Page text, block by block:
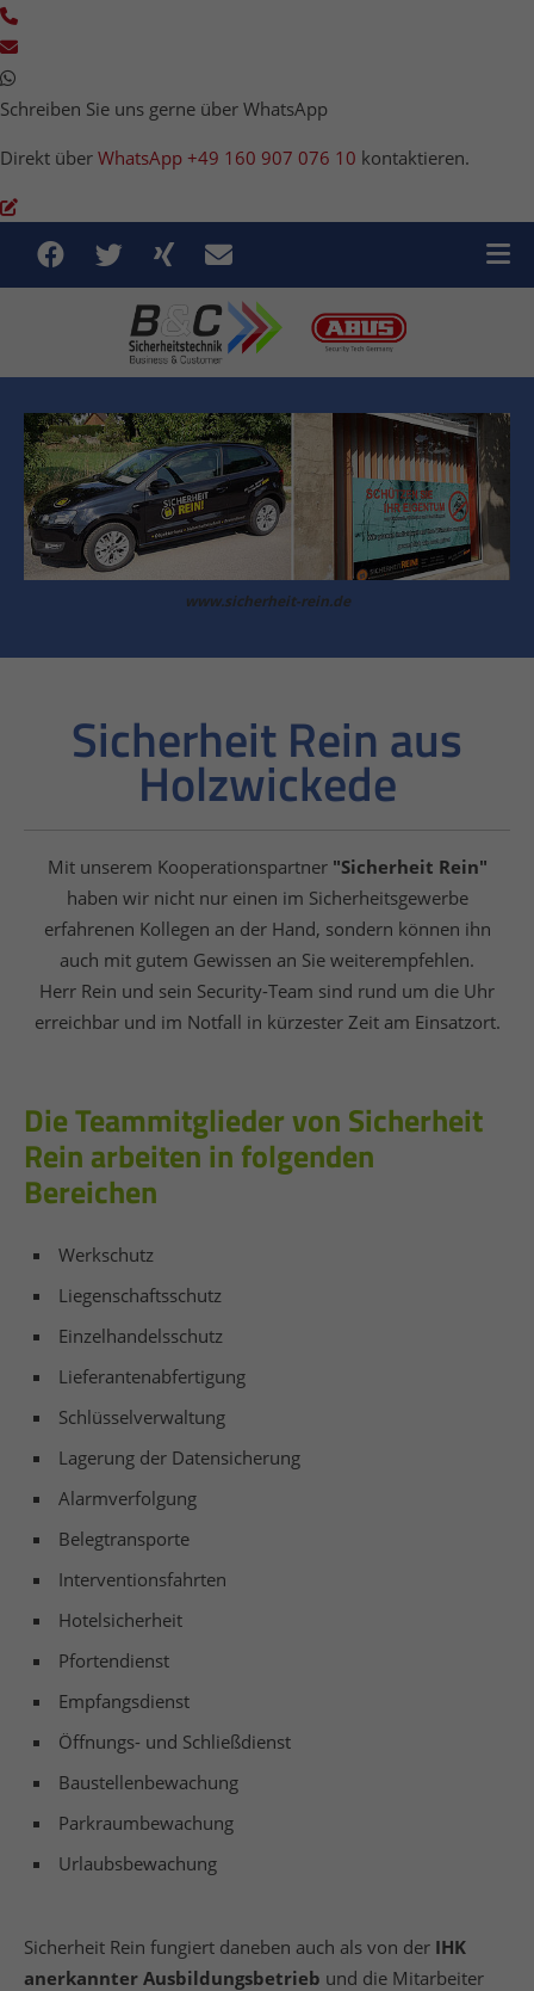
Schreiben Sie uns gerne über WhatsApp
Direkt über WhatsApp +49 160 907 076 10 kontaktieren.
www.sicherheit-rein.de
Sicherheit Rein aus
Holzwickede
Mit unserem Kooperationspartner "Sicherheit Rein"
haben wir nicht nur einen im Sicherheitsgewerbe
erfahrenen Kollegen an der Hand, sondern können ihn
auch mit gutem Gewissen an Sie weiterempfehlen.
Herr Rein und sein Security-Team sind rund um die Uhr
erreichbar und im Notfall in kürzester Zeit am Einsatzort.
Die Teammitglieder von Sicherheit
Rein arbeiten in folgenden
Bereichen
Werkschutz
Liegenschaftsschutz
Einzelhandelsschutz
Lieferantenabfertigung
Schlüsselverwaltung
Lagerung der Datensicherung
Alarmverfolgung
Belegtransporte
Interventionsfahrten
Hotelsicherheit
Pfortendienst
Empfangsdienst
Öffnungs- und Schließdienst
Baustellenbewachung
Parkraumbewachung
Urlaubsbewachung
Sicherheit Rein fungiert daneben auch als von der IHK
anerkannter Ausbildungsbetrieb und die Mitarbeiter